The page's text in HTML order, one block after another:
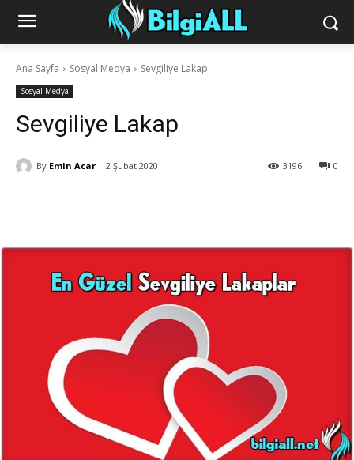
Ana Sayfa Sosyal Medya Sevgiliye Lakap
Sosyal Medya
Sevgiliye Lakap
By Emin Acar 2 Şubat 2020 0
3196